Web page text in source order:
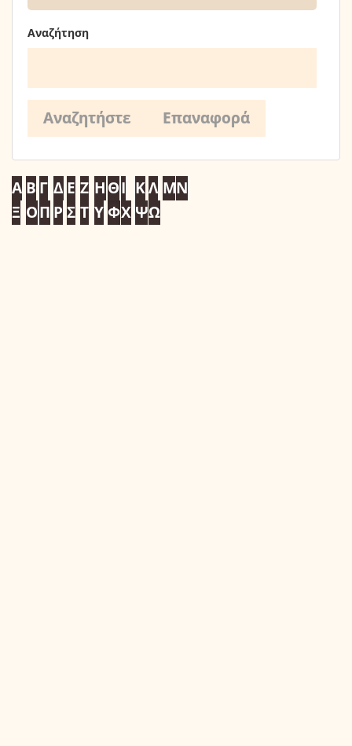
Αναζήτηση
Α Β Γ Δ Ε Ζ ΗΘΙ ΚΛ ΜΝ
Ξ ΟΠ Ρ Σ Τ Υ ΦΧ ΨΩ